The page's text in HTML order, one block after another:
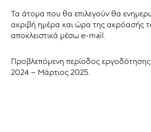
Τα άτομα που θα επιλεγούν θα
ακριβή ημέρα και ώρα της ακρόασής
αποκλειστικά μέσω e-mail.
Προβλεπόμενη περίοδος
2024 – Μάρτιος 2025.